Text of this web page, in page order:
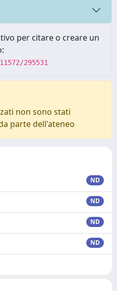
per citare o creare un
295531
non sono stati
parte dell'ateneo
ND
ND
ND
ND